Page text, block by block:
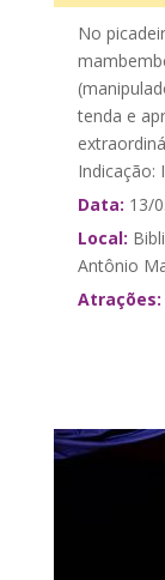
No
tenda e
Indicação:
Data: 13/
Local:
Antônio
Atrações: